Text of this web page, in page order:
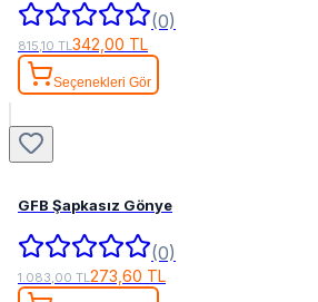
(0)
815,10 TL342,00 TL
Seçenekleri Gör
GFB Şapkasız Gönye
(0)
1.083,00 TL273,60 TL